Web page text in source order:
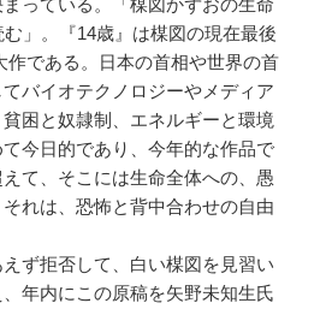
」。『14歳』は楳図の現在最後
作である。日本の首相や世界の首
バイオテクノロジーやメディア
困と奴隷制、エネルギーと環境
今日的であり、今年的な作品で
て、そこには生命全体への、愚
れは、恐怖と背中合わせの自由
ず拒否して、白い楳図を見習い
年内にこの原稿を矢野未知生氏